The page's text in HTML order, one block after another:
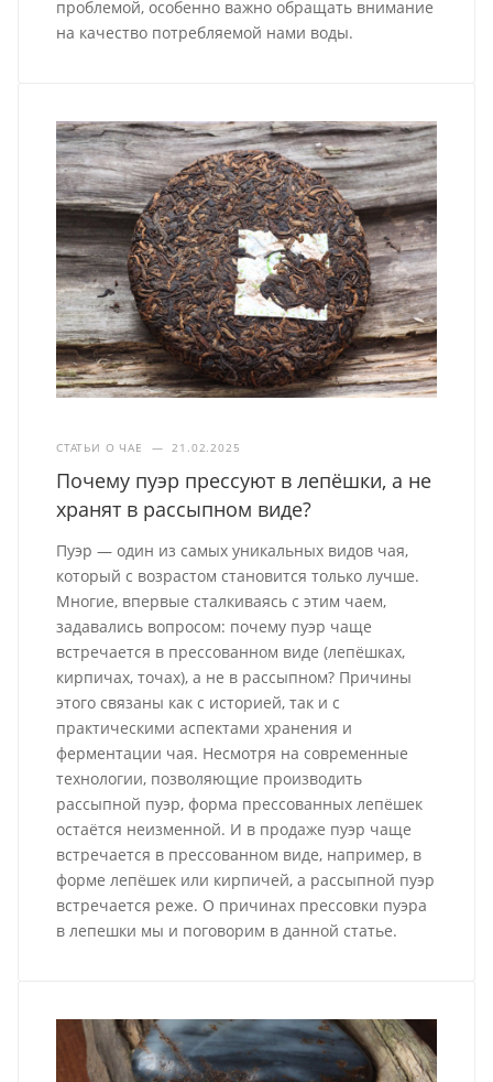
проблемой, особенно важно обращать внимание
на качество потребляемой нами воды.
СТАТЬИ О ЧАЕ — 21.02.2025
Почему пуэр прессуют в лепёшки, а не
хранят в рассыпном виде?
Пуэр — один из самых уникальных видов чая,
который с возрастом становится только лучше.
Многие, впервые сталкиваясь с этим чаем,
задавались вопросом: почему пуэр чаще
встречается в прессованном виде (лепёшках,
кирпичах, точах), а не в рассыпном? Причины
этого связаны как с историей, так и с
практическими аспектами хранения и
ферментации чая. Несмотря на современные
технологии, позволяющие производить
рассыпной пуэр, форма прессованных лепёшек
остаётся неизменной. И в продаже пуэр чаще
встречается в прессованном виде, например, в
форме лепёшек или кирпичей, а рассыпной пуэр
встречается реже. О причинах прессовки пуэра
в лепешки мы и поговорим в данной статье.